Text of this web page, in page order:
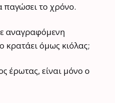
παγώσει το χρόνο.
αναγραφόμενη
κρατάει όμως κιόλας;
έρωτας, είναι μόνο ο